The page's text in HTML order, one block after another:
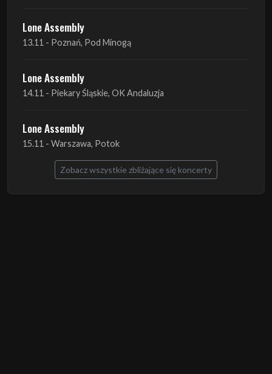
Lone Assembly
13.11 - Poznań, Pod Minogą
Lone Assembly
14.11 - Piekary Śląskie, OK Andaluzja
Lone Assembly
15.11 - Warszawa, Potok
Zobacz wszystkie zbliżające się koncerty